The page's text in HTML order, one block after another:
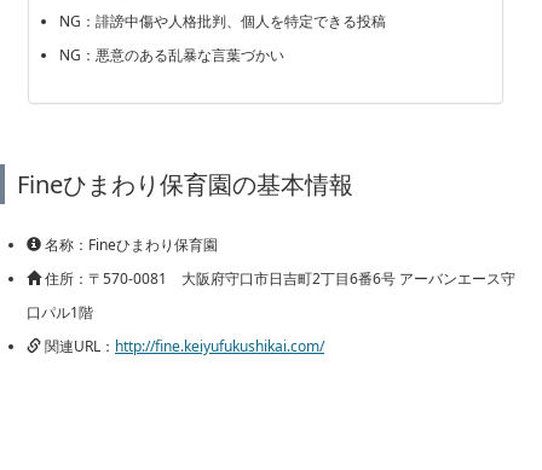
NG：誹謗中傷や人格批判、個人を特定できる投稿
NG：悪意のある乱暴な言葉づかい
Fineひまわり保育園の基本情報
名称：Fineひまわり保育園
住所：〒570-0081 大阪府守口市日吉町2丁目6番6号 アーバンエース守
口パル1階
関連URL： http://fine.keiyufukushikai.com/